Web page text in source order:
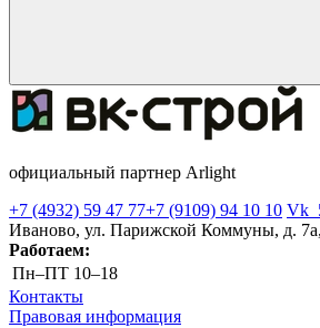
официальный партнер Arlight
+7 (4932) 59 47 77+7 (9109) 94 10 10
Иваново, ул. Парижской Коммуны, д.
Работаем:
Пн–ПТ 10–18
Контакты
Правовая информация